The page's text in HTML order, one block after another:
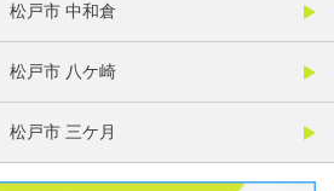
松戸市 中和倉
松戸市 八ケ崎
松戸市 三ケ月